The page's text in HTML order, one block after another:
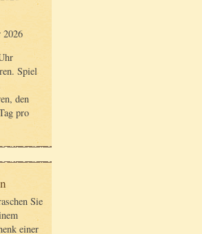
2026
Spiel
den
pro
Sie
einer